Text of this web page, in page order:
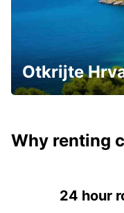
Otkrijte
Why renting
24 hour